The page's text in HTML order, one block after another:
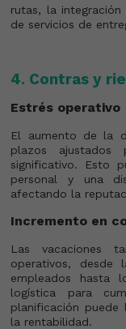
rutas, la
de servicios de
4. Contras y
Estrés operativo
El aumento de la
plazos ajustados
significativo. Esto
personal y una
afectando la
Incremento en
Las vacaciones
operativos, desde
empleados hasta
logística para
planificación puede
la rentabilidad.